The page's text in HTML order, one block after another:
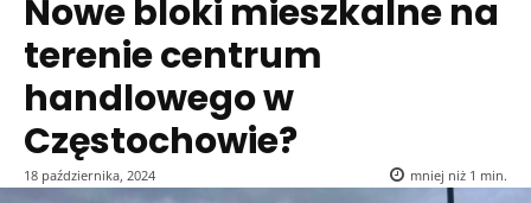
Nowe bloki mieszkalne na
terenie centrum
handlowego w
Częstochowie?
18 października, 2024 mniej niż 1 min.